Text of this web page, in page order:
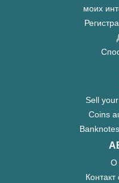
моих
Sell
Coins
О